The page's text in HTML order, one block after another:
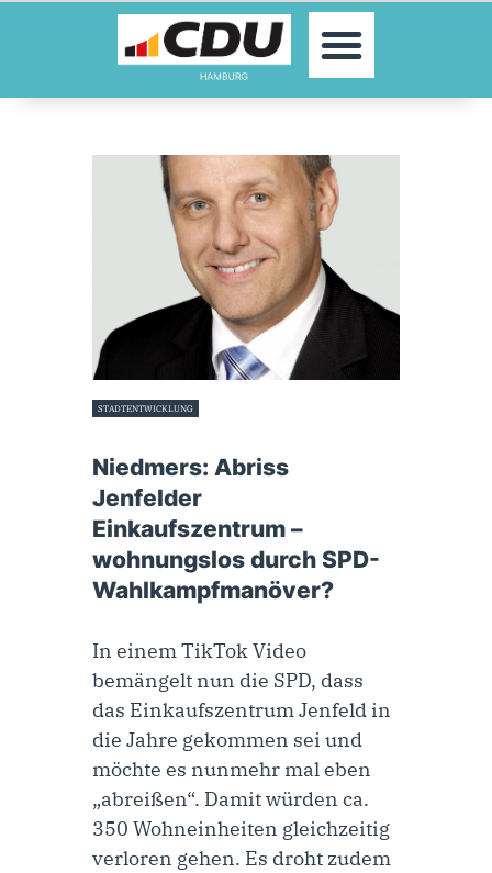
MOIN!
AKTUELLES
PARLAMENTE
KONTAKT
SPENDEN
MITGLIED WERDEN!
STADTENTWICKLUNG
Niedmers: Abriss
Jenfelder
Einkaufszentrum –
wohnungslos durch SPD-
Wahlkampfmanöver?
In einem TikTok Video
bemängelt nun die SPD, dass
das Einkaufszentrum Jenfeld in
die Jahre gekommen sei und
möchte es nunmehr mal eben
„abreißen“. Damit würden ca.
350 Wohneinheiten gleichzeitig
verloren gehen. Es droht zudem